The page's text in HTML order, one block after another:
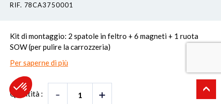
RIF. 78CA3750001
Kit di montaggio: 2 spatole in feltro + 6 magneti + 1 ruota
SOW (per pulire la carrozzeria)
Per saperne di più
Quantità :